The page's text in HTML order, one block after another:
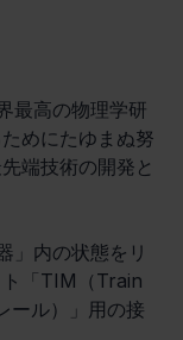
最高の物理学研
めにたゆまぬ努
端技術の開発と
」内の状態をリ
ト「TIM（Train
ール）」用の接